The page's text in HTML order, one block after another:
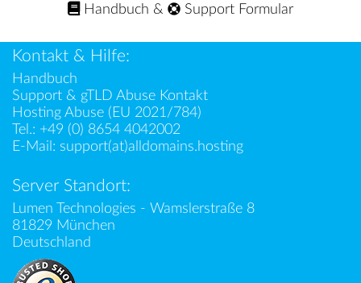
Handbuch & Support Formular
Kontakt & Hilfe:
Handbuch
Support & gTLD Abuse Kontakt
Hosting Abuse (EU 2021/784)
Tel.: +49 (0) 8654 4042002
E-Mail: support(at)alldomains.hosting
Server Standort:
Lumen Technologies - Wamslerstraße 8
81829 München
Deutschland